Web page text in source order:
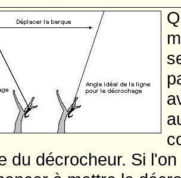
du décrocheur. Si